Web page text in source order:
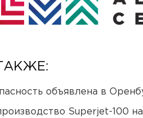
объявлена в
Superjet-100